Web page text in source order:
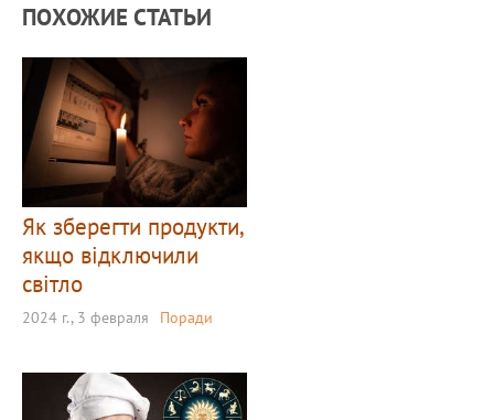
ПОХОЖИЕ СТАТЬИ
Як зберегти продукти,
якщо відключили
світло
2024 г., 3 февраля Поради